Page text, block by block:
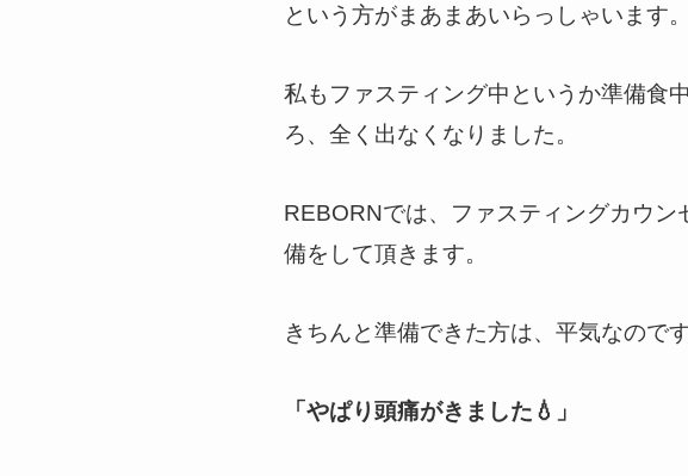
という方がまあまあいらっしゃいます。
私もファスティング中というか準備食
ろ、全く出なくなりました。
REBORNでは、ファスティングカウ
備をして頂きます。
きちんと準備できた方は、平気なので
「やぱり頭痛がきました💧」